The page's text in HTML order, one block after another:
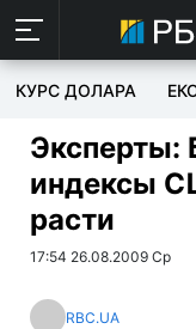
КУРС ДОЛАРА
индексы
расти
17:54 26.08.2009 Ср
RBC.UA